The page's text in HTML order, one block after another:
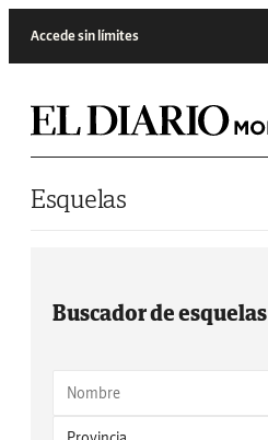
Accede sin límites
Esquelas
Buscador de esquelas